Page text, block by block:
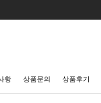
항 상품문의 상품후기